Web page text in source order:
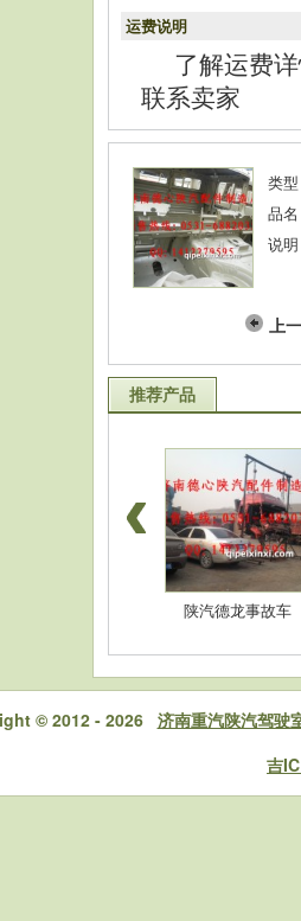
运费说明
了解运费
联系卖家
类
品
说
上
推荐产品
陕汽德龙事故车
© 2012 - 2026 济南重汽陕汽驾驶
吉